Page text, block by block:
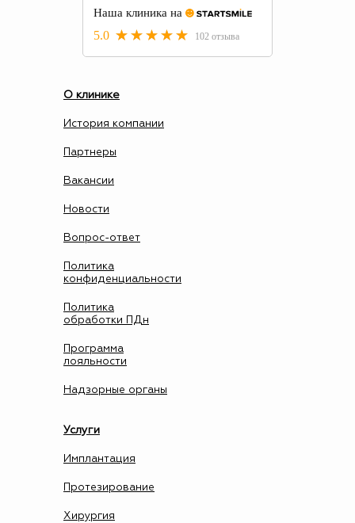
О клинике
История компании
Партнеры
Вакансии
Новости
Вопрос-ответ
Политика
конфиденциальности
Политика
обработки ПДн
Программа
лояльности
Надзорные органы
Услуги
Имплантация
Протезирование
Хирургия